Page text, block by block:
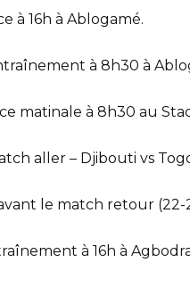
à 16h à Ablogamé.
à 8h30 à
matinale à 8h30 au
aller – Djibouti vs
le match retour (22-
à 16h à